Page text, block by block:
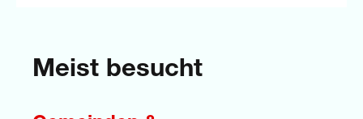
Meist besucht